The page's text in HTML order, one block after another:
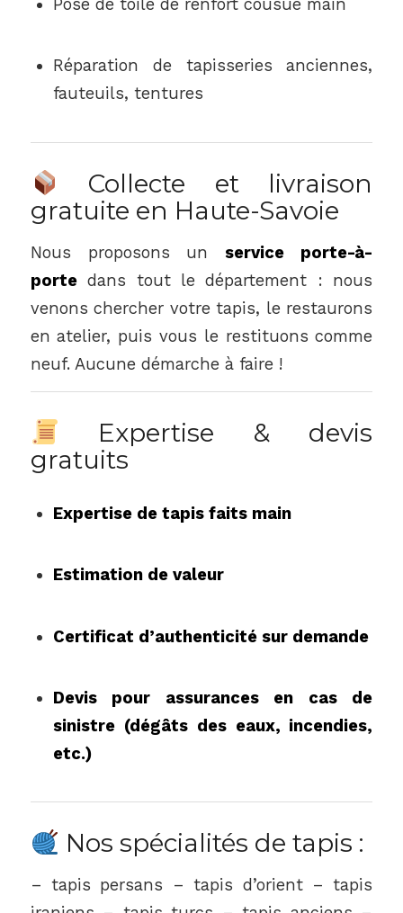
Pose de toile de renfort cousue main
Réparation de tapisseries anciennes,
fauteuils, tentures
Collecte et livraison
gratuite en Haute-Savoie
Nous proposons un service porte-à-
portedans tout le département : nous
venons chercher votre tapis, le restaurons
en atelier, puis vous le restituons comme
neuf. Aucune démarche à faire !
Expertise & devis
gratuits
Expertise de tapis faits main
Estimation de valeur
Certificat d’authenticité sur demande
Devis pour assurances en cas de
sinistre (dégâts des eaux, incendies,
etc.)
Nos spécialités de tapis :
– tapis persans – tapis d’orient – tapis